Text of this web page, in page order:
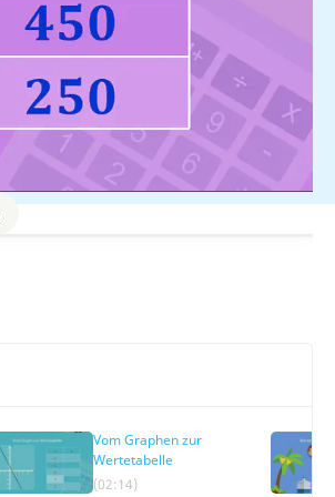
Vom Graphen zur
Wertetabelle
(02:14)